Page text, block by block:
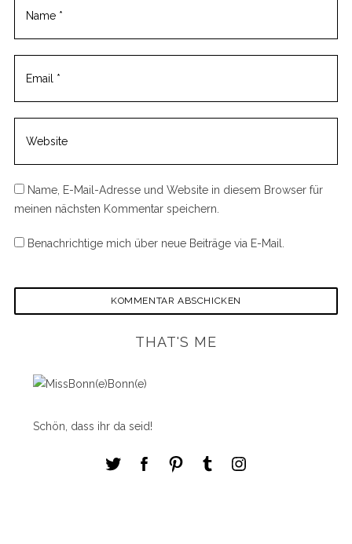
Name, E-Mail-Adresse und Website in diesem Browser für
meinen nächsten Kommentar speichern.
Benachrichtige mich über neue Beiträge via E-Mail.
THAT'S ME
Schön, dass ihr da seid!